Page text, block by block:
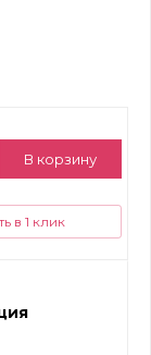
В корзину
в 1 клик